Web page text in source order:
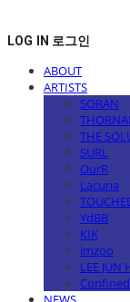
LOG IN 로그인
ABOUT
ARTISTS
SORAN
THE
SURL
OurR
Lacuna
YdBB
KIK
imzoo
LEE JUN